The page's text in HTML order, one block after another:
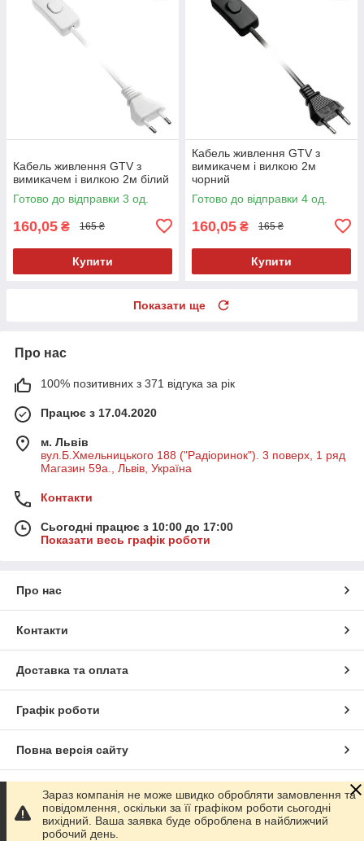
Кабель живлення GTV з
вимикачем і вилкою 2м білий
Готово до відправки 3 од.
160,05 ₴ 165 ₴
Купити
Кабель живлення GTV з
вимикачем і вилкою 2м
чорний
Готово до відправки 4 од.
160,05 ₴ 165 ₴
Купити
Показати ще
Про нас
100% позитивних з 371 відгука за рік
Працює з 17.04.2020
м. Львів
вул.Б.Хмельницького 188 ("Радіоринок"). 3 поверх, 1 ряд
Магазин 59а., Львів, Україна
Контакти
Сьогодні працює з 10:00 до 17:00
Показати весь графік роботи
Про нас
Контакти
Доставка та оплата
Графік роботи
Повна версія сайту
Сайт створено на маркетплейсі Prom.ua
Політика конфіденційності
Зараз компанія не може швидко обробляти замовлення та
повідомлення, оскільки за її графіком роботи сьогодні
вихідний. Ваша заявка буде оброблена в найближчий
робочий день.